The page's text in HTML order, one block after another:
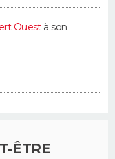
Ouestà son
ÊTRE